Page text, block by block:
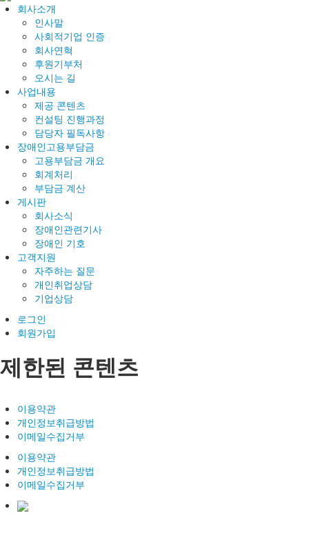
회사소개
인사말
사회적기업 인증
회사연혁
후원기부처
오시는 길
사업내용
제공 콘텐츠
컨설팅 진행과정
담당자 필독사항
장애인고용부담금
고용부담금 개요
회계처리
부담금 계산
게시판
회사소식
장애인관련기사
장애인 기호
고객지원
자주하는 질문
개인취업상담
기업상담
로그인
회원가입
제한된 콘텐츠
이용약관
개인정보취급방법
이메일수집거부
이용약관
개인정보취급방법
이메일수집거부